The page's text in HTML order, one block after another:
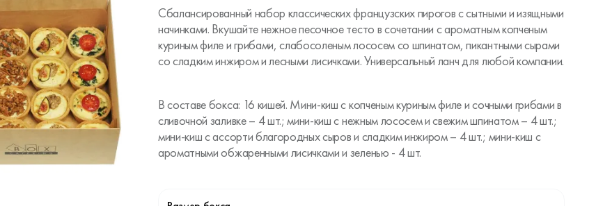
Сбалансированный набор классических французских пирогов с сытными и изящными
начинками. Вкушайте нежное песочное тесто в сочетании с ароматным копченым
куриным филе и грибами, слабосоленым лососем со шпинатом, пикантными сырами
со сладким инжиром и лесными лисичками. Универсальный ланч для любой компании.
В составе бокса: 16 кишей. Мини-киш с копченым куриным филе и сочными грибами в
сливочной заливке – 4 шт.; мини-киш с нежным лососем и свежим шпинатом – 4 шт.;
мини-киш с ассорти благородных сыров и сладким инжиром – 4 шт.; мини-киш с
ароматными обжаренными лисичками и зеленью - 4 шт.